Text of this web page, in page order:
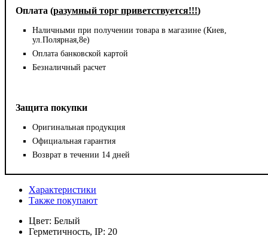
Оплата (разумный торг приветствуется!!!)
Наличными при получении товара в магазине (Киев,
ул.Полярная,8е)
Оплата банковской картой
Безналичный расчет
Защита покупки
Оригинальная продукция
Официальная гарантия
Возврат в течении 14 дней
Характеристики
Также покупают
Цвет: Белый
Герметичность, IP: 20